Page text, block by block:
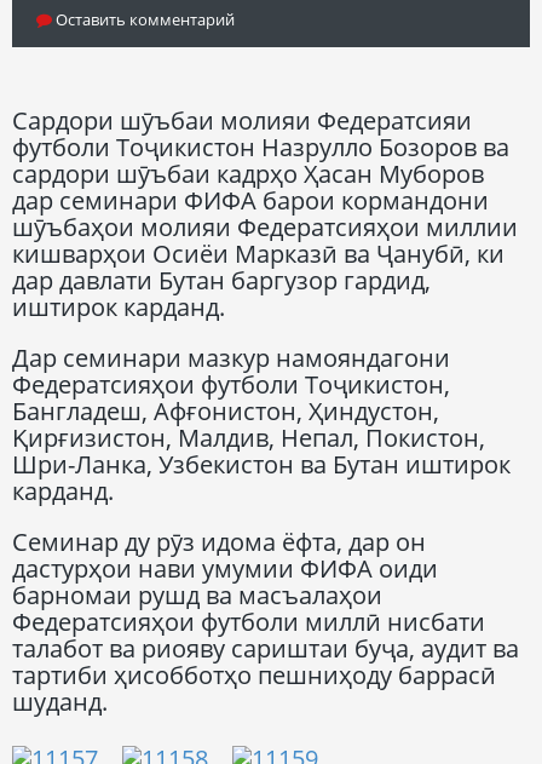
Оставить комментарий
Сардори шӯъбаи молияи Федератсияи
футболи Тоҷикистон Назрулло Бозоров ва
сардори шӯъбаи кадрҳо Ҳасан Муборов
дар семинари ФИФА барои кормандони
шӯъбаҳои молияи Федератсияҳои миллии
кишварҳои Осиёи Марказӣ ва Ҷанубӣ, ки
дар давлати Бутан баргузор гардид,
иштирок карданд.
Дар семинари мазкур намояндагони
Федератсияҳои футболи Тоҷикистон,
Бангладеш, Афғонистон, Ҳиндустон,
Қирғизистон, Малдив, Непал, Покистон,
Шри-Ланка, Узбекистон ва Бутан иштирок
карданд.
Семинар ду рӯз идома ёфта, дар он
дастурҳои нави умумии ФИФА оиди
барномаи рушд ва масъалаҳои
Федератсияҳои футболи миллӣ нисбати
талабот ва риояву сариштаи буҷа, аудит ва
тартиби ҳисобботҳо пешниҳоду баррасӣ
шуданд.